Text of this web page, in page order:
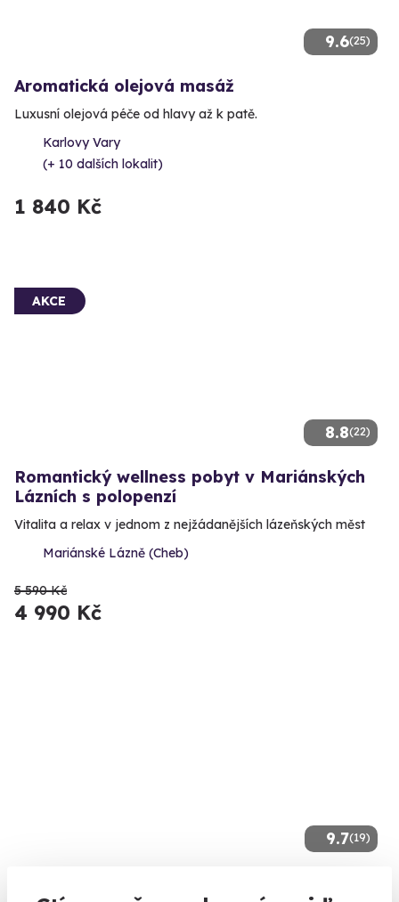
9.6(25)
Aromatická olejová masáž
Luxusní olejová péče od hlavy až k patě.
Karlovy Vary
(+ 10 dalších lokalit)
1 840 Kč
8.8(22)
AKCE
Romantický wellness pobyt v Mariánských
Lázních s polopenzí
Vitalita a relax v jednom z nejžádanějších lázeňských měst
Mariánské Lázně (Cheb)
5 590 Kč
4 990 Kč
9.7(19)